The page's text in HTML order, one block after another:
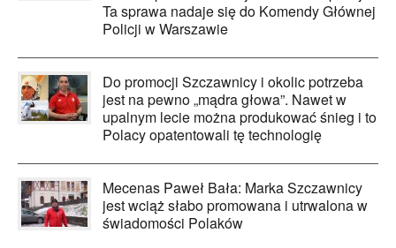
Ta sprawa nadaje się do Komendy Głównej
Policji w Warszawie
Do promocji Szczawnicy i okolic potrzeba
jest na pewno „mądra głowa”. Nawet w
upalnym lecie można produkować śnieg i to
Polacy opatentowali tę technologię
Mecenas Paweł Bała: Marka Szczawnicy
jest wciąż słabo promowana i utrwalona w
świadomości Polaków